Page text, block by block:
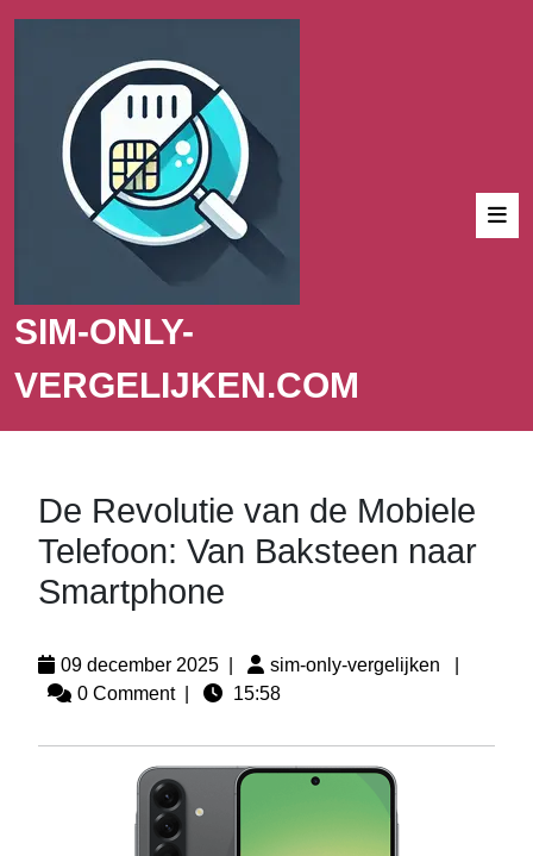
SIM-ONLY-
VERGELIJKEN.COM
De Revolutie van de Mobiele
Telefoon: Van Baksteen naar
Smartphone
09 december 2025 sim-only-vergelijken
0 Comment
15:58